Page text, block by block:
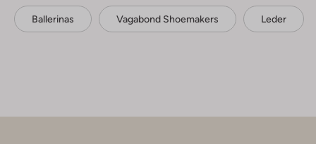
Ballerinas Vagabond Shoemakers Leder